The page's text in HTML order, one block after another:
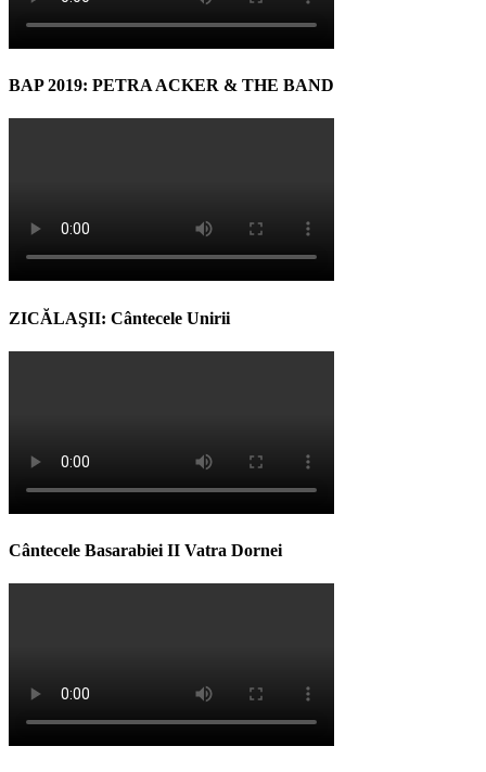
BAP 2019: PETRA ACKER & THE BAND
ZICĂLAŞII: Cântecele Unirii
Cântecele Basarabiei II Vatra Dornei